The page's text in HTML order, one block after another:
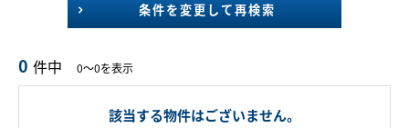
条件を変更して再検索
0 件中 0～0を表示
該当する物件はございません。